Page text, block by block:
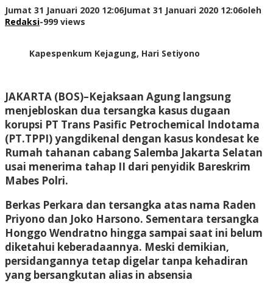
Jumat 31 Januari 2020 12:06Jumat 31 Januari 2020 12:06oleh
Redaksi-999 views
Kapespenkum Kejagung, Hari Setiyono
JAKARTA (BOS)–Kejaksaan Agung langsung
menjebloskan dua tersangka kasus dugaan
korupsi PT Trans Pasific Petrochemical Indotama
(PT.TPPI) yangdikenal dengan kasus kondesat ke
Rumah tahanan cabang Salemba Jakarta Selatan
usai menerima tahap II dari penyidik Bareskrim
Mabes Polri.
Berkas Perkara dan tersangka atas nama Raden
Priyono dan Joko Harsono. Sementara tersangka
Honggo Wendratno hingga sampai saat ini belum
diketahui keberadaannya. Meski demikian,
persidangannya tetap digelar tanpa kehadiran
yang bersangkutan alias in absensia